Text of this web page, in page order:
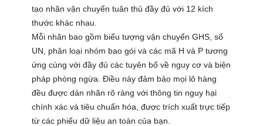
tạo nhãn vận chuyển tuân thủ đầy đủ với 12 kích
thước khác nhau.
Mỗi nhãn bao gồm biểu tượng vận chuyển GHS, số
UN, phân loại nhóm bao gói và các mã H và P tương
ứng cùng với đầy đủ các tuyên bố về nguy cơ và biện
pháp phòng ngừa. Điều này đảm bảo mọi lô hàng
đều được dán nhãn rõ ràng với thông tin nguy hại
chính xác và tiêu chuẩn hóa, được trích xuất trực tiếp
từ các phiếu dữ liệu an toàn của bạn.